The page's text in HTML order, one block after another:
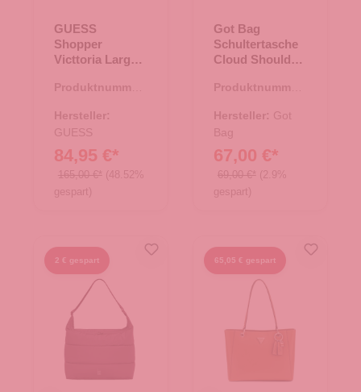
GUESS
Shopper
Victtoria Large
Produktnummer:
Hersteller:
GUESS
84,95 €*
165,00 €* (48.52%
gespart)
Got Bag
Schultertasche
Cloud Shoulder
monochrome
Produktnummer:
Hersteller: Got
Bag
67,00 €*
69,00 €* (2.9%
gespart)
2 € gespart 65,05 € gespart